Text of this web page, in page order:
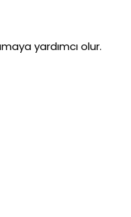
yardımcı olur.